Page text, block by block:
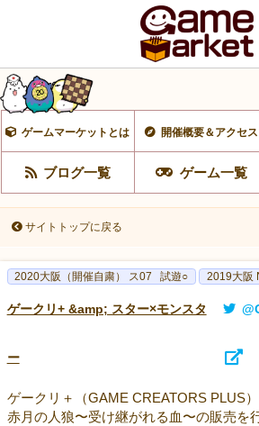
ゲームマーケットとは 開催概要＆アクセス
ブログ一覧 ゲーム一覧
サイトトップに戻る
2020大阪（開催自粛） ス07 試遊○ 2019大阪
ゲークリ+ &amp; スター×モンスタ
ー
ゲークリ＋（GAME CREATORS PLUS）
赤月の人狼〜受け継がれる血〜の販売を